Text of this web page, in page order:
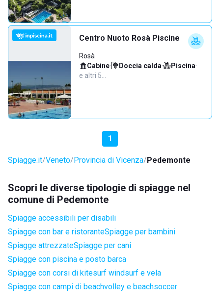
Centro Nuoto Rosà Piscine
Rosà
Cabine· Doccia calda· Piscina·
e altri 5…
1
Spiagge.it Veneto Provincia di Vicenza Pedemonte
Scopri le diverse tipologie di spiagge nel
comune di Pedemonte
Spiagge accessibili per disabili
Spiagge con bar e ristoranteSpiagge per bambini
Spiagge attrezzateSpiagge per cani
Spiagge con piscina e posto barca
Spiagge con corsi di kitesurf windsurf e vela
Spiagge con campi di beachvolley e beachsoccer